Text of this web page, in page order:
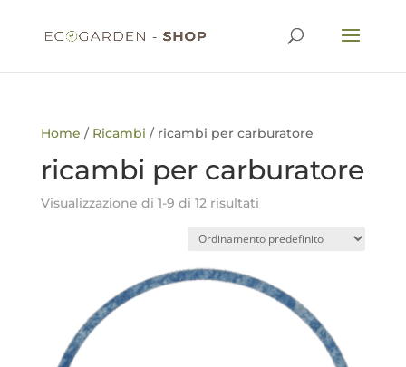
Home / Ricambi / ricambi per carburatore
ricambi per carburatore
Visualizzazione di 1-9 di 12 risultati